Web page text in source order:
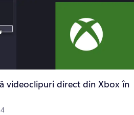
videoclipuri direct din Xbox în